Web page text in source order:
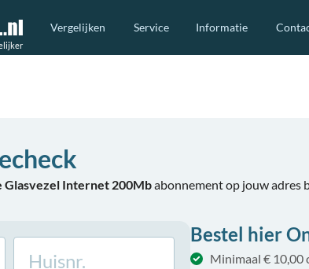
Vergelijken Service Informatie
Glasvezel Internet 200Mbabonnement op jouw adres
Bestel hier
Minimaal € 10,00